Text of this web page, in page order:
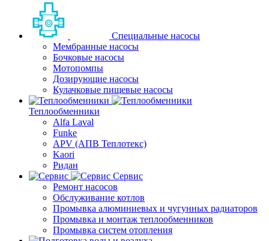
Специальные насосы
Мембранные насосы
Бочковые насосы
Мотопомпы
Дозирующие насосы
Кулачковые пищевые насосы
Теплообменники
Alfa Laval
Funke
APV (АПВ Теплотекс)
Kaori
Ридан
Сервис
Ремонт насосов
Обслуживание котлов
Промывка алюминиевых и чугунных радиаторов
Промывка и монтаж теплообменников
Промывка систем отопления